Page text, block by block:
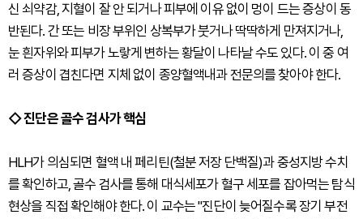
신 쇠약감, 지혈이 잘 안 되거나 피부에 이유 없이 멍이 드는 증상이 동
반된다. 간 또는 비장 부위인 상복부가 붓거나 딱딱하게 만져지거나,
눈 흰자위와 피부가 노랗게 변하는 황달이 나타날 수도 있다. 이 중 여
러 증상이 겹친다면 지체 없이 종양혈액내과 전문의를 찾아야 한다.
◇ 진단은 골수 검사가 핵심
HLH가 의심되면 혈액 내 페리틴(철분 저장 단백질)과 중성지방 수치
를 확인하고, 골수 검사를 통해 대식세포가 혈구 세포를 잡아먹는 탐식
현상을 직접 확인해야 한다. 이 교수는 "진단이 늦어질수록 장기 부전